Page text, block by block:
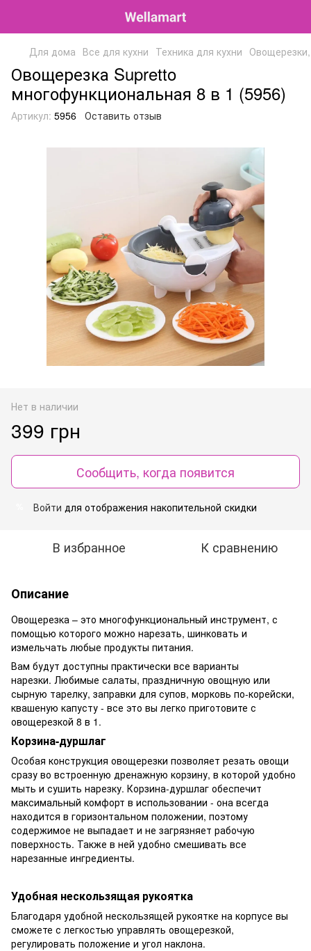
Для дома Все для кухни Техника для кухни
Овощерезка Supretto
многофункциональная 8 в 1 (5956)
Артикул: 5956 Оставить отзыв
Нет в наличии
399 грн
Сообщить, когда появится
Войти для отображения накопительной скидки
В избранное К сравнению
Описание
Овощерезка – это многофункциональный инструмент, с
помощью которого можно нарезать, шинковать и
измельчать любые продукты питания.
Вам будут доступны практически все варианты
нарезки. Любимые салаты, праздничную овощную или
сырную тарелку, заправки для супов, морковь по-корейски,
квашеную капусту - все это вы легко приготовите с
овощерезкой 8 в 1.
Корзина-дуршлаг
Особая конструкция овощерезки позволяет резать овощи
сразу во встроенную дренажную корзину, в которой удобно
мыть и сушить нарезку. Корзина-дуршлаг обеспечит
максимальный комфорт в использовании - она всегда
находится в горизонтальном положении, поэтому
содержимое не выпадает и не загрязняет рабочую
поверхность. Также в ней удобно смешивать все
нарезанные ингредиенты.
Удобная нескользящая рукоятка
Благодаря удобной нескользящей рукоятке на корпусе вы
сможете с легкостью управлять овощерезкой,
регулировать положение и угол наклона.